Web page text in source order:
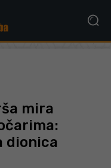
mira
dionica